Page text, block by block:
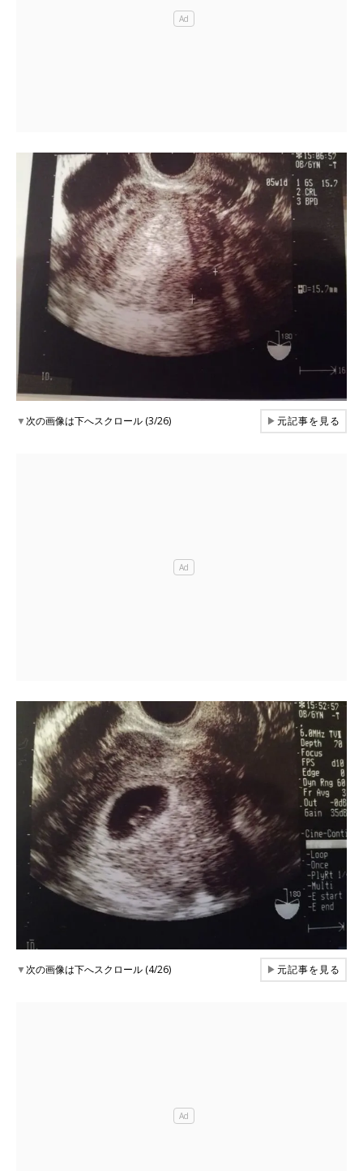
▼次の画像は下へスクロール (3/26) ▶元記事を見る
▼次の画像は下へスクロール (4/26) ▶元記事を見る